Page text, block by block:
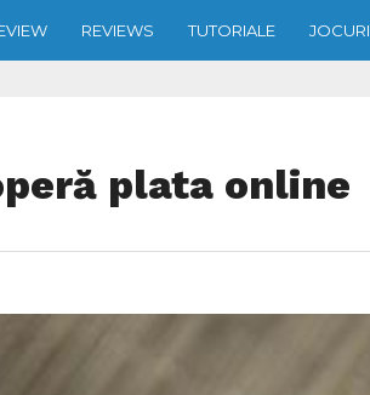
REVIEWS TUTORIALE JOCURI
plata online